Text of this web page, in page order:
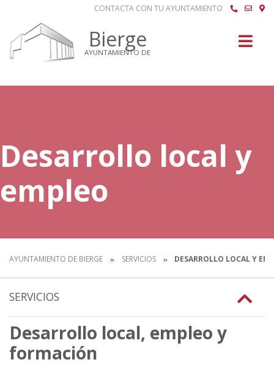
CONTACTA CON TU AYUNTAMIENTO
Bierge
AYUNTAMIENTO DE
Desarrollo local y
empleo
AYUNTAMIENTO DE BIERGE SERVICIOS DESARROLLO LOCAL Y
SERVICIOS
Desarrollo local, empleo y
formación